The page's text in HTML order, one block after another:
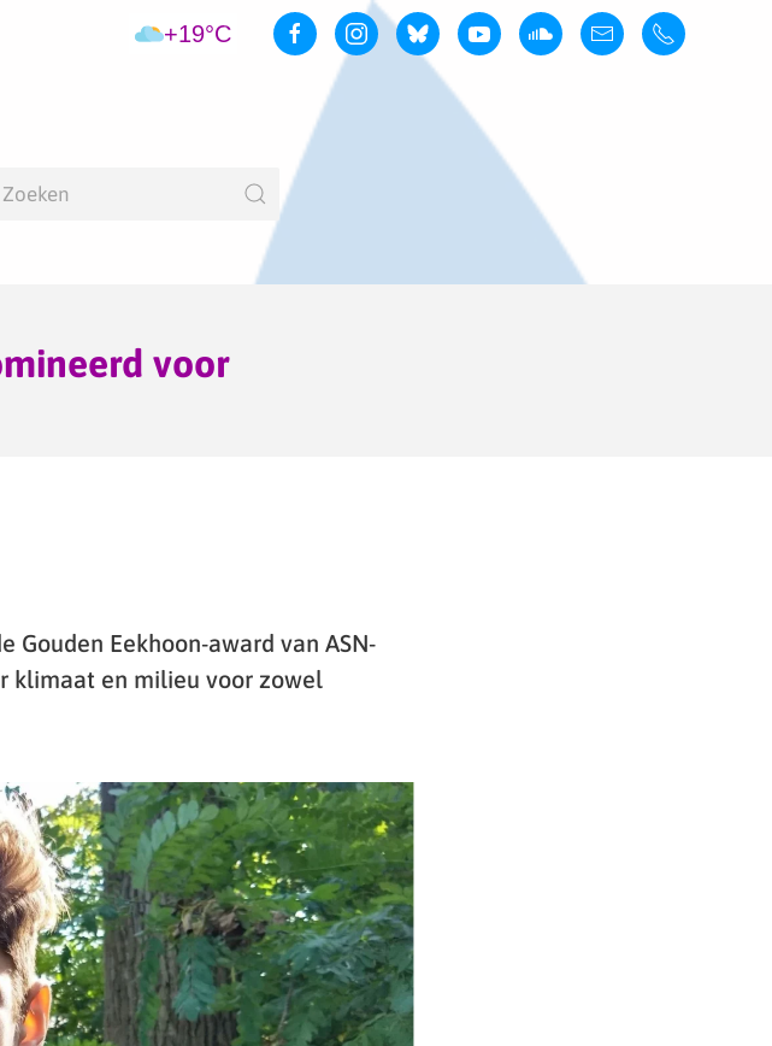
+19°C
voor
Gouden Eekhoon-award van ASN-
klimaat en milieu voor zowel